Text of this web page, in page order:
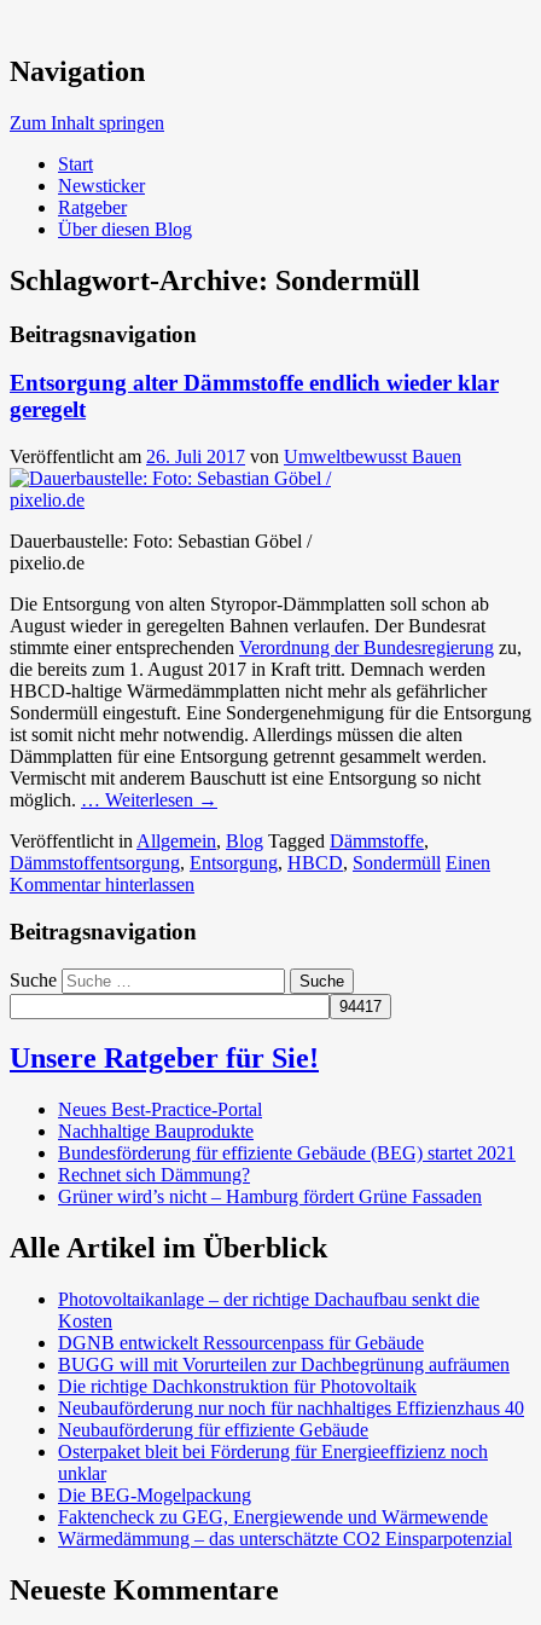
Umweltbewusst Bauen
Neue Trends beim Bauen der Zukunft
Navigation
Zum Inhalt springen
Start
Newsticker
Ratgeber
Über diesen Blog
Schlagwort-Archive: Sondermüll
Beitragsnavigation
Entsorgung alter Dämmstoffe endlich wieder klar
geregelt
Veröffentlicht am 26. Juli 2017 von Umweltbewusst Bauen
Dauerbaustelle: Foto: Sebastian Göbel /
pixelio.de
Die Entsorgung von alten Styropor-Dämmplatten soll schon ab
August wieder in geregelten Bahnen verlaufen. Der Bundesrat
stimmte einer entsprechenden Verordnung der Bundesregierung zu,
die bereits zum 1. August 2017 in Kraft tritt. Demnach werden
HBCD-haltige Wärmedämmplatten nicht mehr als gefährlicher
Sondermüll eingestuft. Eine Sondergenehmigung für die Entsorgung
ist somit nicht mehr notwendig. Allerdings müssen die alten
Dämmplatten für eine Entsorgung getrennt gesammelt werden.
Vermischt mit anderem Bauschutt ist eine Entsorgung so nicht
möglich. … Weiterlesen →
Veröffentlicht in Allgemein, Blog Tagged Dämmstoffe,
Dämmstoffentsorgung, Entsorgung, HBCD, Sondermüll Einen
Kommentar hinterlassen
Beitragsnavigation
Suche
Unsere Ratgeber für Sie!
Neues Best-Practice-Portal
Nachhaltige Bauprodukte
Bundesförderung für effiziente Gebäude (BEG) startet 2021
Rechnet sich Dämmung?
Grüner wird’s nicht – Hamburg fördert Grüne Fassaden
Alle Artikel im Überblick
Photovoltaikanlage – der richtige Dachaufbau senkt die
Kosten
DGNB entwickelt Ressourcenpass für Gebäude
BUGG will mit Vorurteilen zur Dachbegrünung aufräumen
Die richtige Dachkonstruktion für Photovoltaik
Neubauförderung nur noch für nachhaltiges Effizienzhaus 40
Neubauförderung für effiziente Gebäude
Osterpaket bleit bei Förderung für Energieeffizienz noch
unklar
Die BEG-Mogelpackung
Faktencheck zu GEG, Energiewende und Wärmewende
Wärmedämmung – das unterschätzte CO2 Einsparpotenzial
Neueste Kommentare